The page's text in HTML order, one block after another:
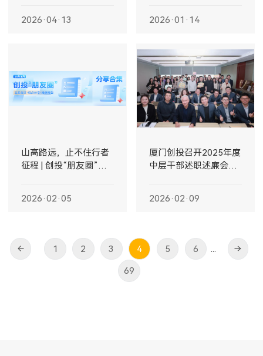
2026·04·13
2026·01·14
山高路远，止不住行者
征程 | 创投“朋友圈”分
2026·02·05
厦门创投召开2025年度
中层干部述职述廉会暨
2026·02·09
1 2 3 4 5 6 ...
69